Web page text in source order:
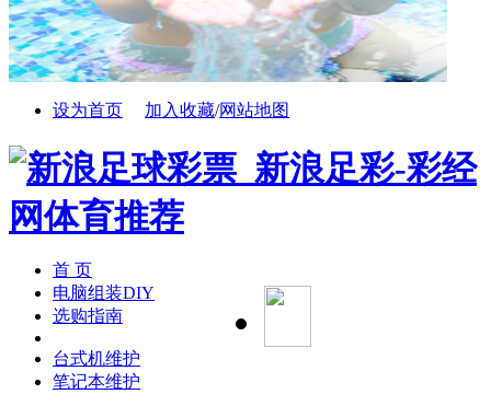
设为首页 加入收藏/网站地图
首 页
电脑组装DIY
选购指南
台式机维护
笔记本维护